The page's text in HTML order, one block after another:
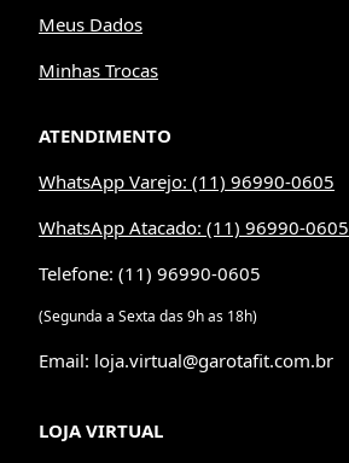
Meus Dados
Minhas Trocas
ATENDIMENTO
WhatsApp Varejo: (11) 96990-0605
WhatsApp Atacado: (11) 96990-0605
Telefone: (11) 96990-0605
(Segunda a Sexta das 9h as 18h)
Email: loja.virtual@garotafit.com.br
LOJA VIRTUAL